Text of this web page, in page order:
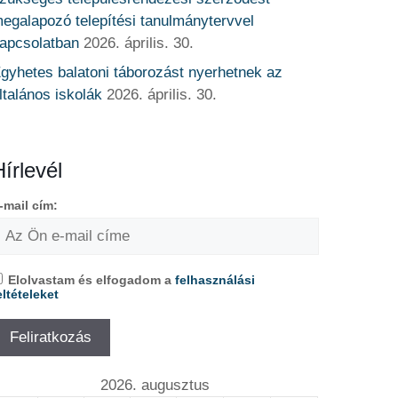
telepítési tanulmánytervvel
2026. április. 30.
balatoni táborozást nyerhetnek az
iskolák 2026. április. 30.
mail cím:
Elolvastam és elfogadom afelhasználási
2026. augusztus